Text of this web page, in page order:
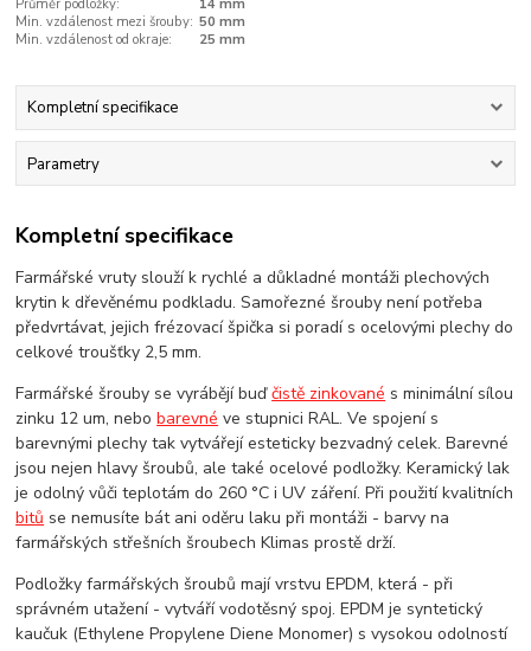
Průměr podložky:
14 mm
Min. vzdálenost mezi šrouby: 50 mm
Min. vzdálenost od okraje:
25 mm
Kompletní specifikace
Parametry
Kompletní specifikace
Farmářské vruty slouží k rychlé a důkladné montáži plechových
krytin k dřevěnému podkladu. Samořezné šrouby není potřeba
předvrtávat, jejich frézovací špička si poradí s ocelovými plechy do
celkové troušťky 2,5 mm.
Farmářské šrouby se vyrábějí buďčistě zinkované s minimální sílou
zinku 12 um, nebobarevné ve stupnici RAL. Ve spojení s
barevnými plechy tak vytvářejí esteticky bezvadný celek. Barevné
jsou nejen hlavy šroubů, ale také ocelové podložky. Keramický lak
je odolný vůči teplotám do 260 °C i UV záření. Při použití kvalitních
bitů se nemusíte bát ani oděru laku při montáži - barvy na
farmářských střešních šroubech Klimas prostě drží.
Podložky farmářských šroubů mají vrstvu EPDM, která - při
správném utažení - vytváří vodotěsný spoj. EPDM je syntetický
kaučuk (Ethylene Propylene Diene Monomer) s vysokou odolností